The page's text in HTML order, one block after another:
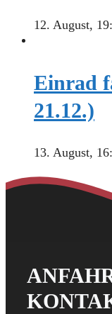
12. August,
Einrad
21.12.)
13. August,